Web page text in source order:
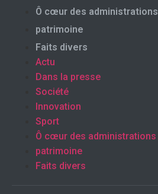
Ô cœur des administrations
patrimoine
Faits divers
Actu
Dans la presse
Société
Innovation
Sport
Ô cœur des administrations
patrimoine
Faits divers